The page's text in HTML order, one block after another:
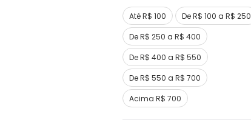
Até R$ 100
De R$ 100 a R$ 250
De R$ 250 a R$ 400
De R$ 400 a R$ 550
De R$ 550 a R$ 700
Acima R$ 700